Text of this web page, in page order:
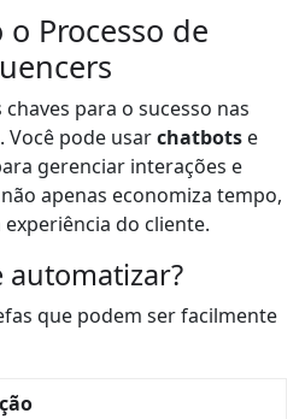
Processo de
para o sucesso nas
Você pode usarchatbots e
gerenciar interações e
apenas economiza tempo,
do cliente.
automatizar?
que podem ser facilmente